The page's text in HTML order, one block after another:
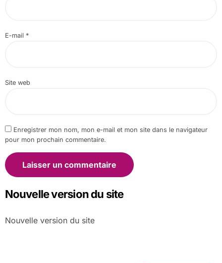
E-mail *
Site web
Enregistrer mon nom, mon e-mail et mon site dans le navigateur
pour mon prochain commentaire.
Nouvelle version du site
Nouvelle version du site